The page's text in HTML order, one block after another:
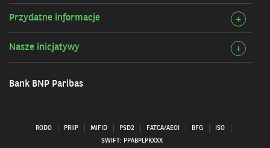
O
Przydatne informacje +
Nasze inicjatywy +
Bank BNP Paribas
RODO PRIIP MiFID PSD2 FATCA/AEOI BFG
ISO
SWIFT: PPABPLPKXXX